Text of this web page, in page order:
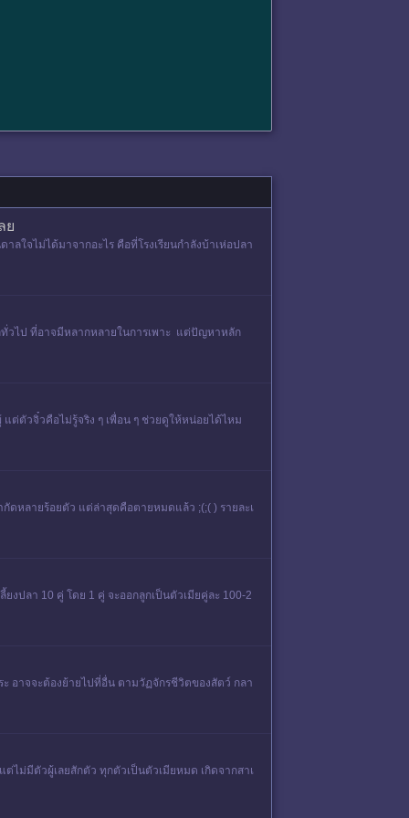
ย
ใจไม่ได้มาจากอะไร คือที่โรงเรียนกำลังบ้าเห่อปลา
วไป ที่อาจมีหลากหลายในการเพาะ แต่ปัญหาหลัก
ต่ตัวจิ๋วคือไม่รู้จริง ๆ เพื่อน ๆ ช่วยดูให้หน่อยได้ไหม
ดหลายร้อยตัว แต่ล่าสุดคือตายหมดแล้ว ;(;( ) รายละเ
งปลา 10 คู่ โดย 1 คู่ จะออกลูกเป็นตัวเมียคู่ละ 100-2
อาจจะต้องย้ายไปที่อื่น ตามวัฏจักรชีวิตของสัตว์ กลา
ไม่มีตัวผู้เลยสักตัว ทุกตัวเป็นตัวเมียหมด เกิดจากสาเ